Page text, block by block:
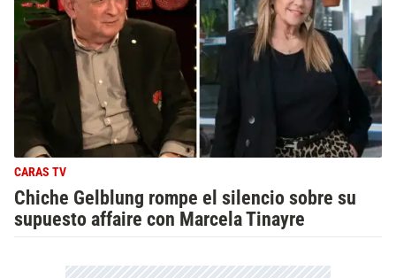
CARAS TV
Chiche Gelblung rompe el silencio sobre su
supuesto affaire con Marcela Tinayre